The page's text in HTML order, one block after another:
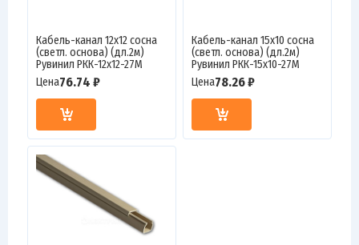
Кабель-канал 12х12 сосна
(светл. основа) (дл.2м)
Рувинил РКК-12х12-27М
Цена76.74 ₽
Кабель-канал 15х10 сосна
(светл. основа) (дл.2м)
Рувинил РКК-15х10-27М
Цена78.26 ₽